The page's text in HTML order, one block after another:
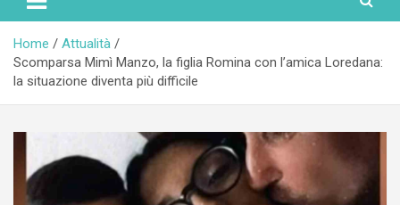
Home
Attualità
Scomparsa Mimì Manzo, la figlia Romina con l’amica Loredana:
la situazione diventa più difficile